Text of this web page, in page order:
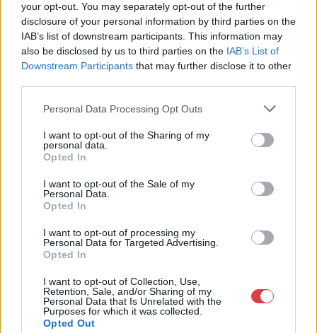
your opt-out. You may separately opt-out of the further
disclosure of your personal information by third parties on the
IAB’s list of downstream participants. This information may
also be disclosed by us to third parties on the IAB’s List of
Downstream Participants that may further disclose it to other
Personal Data Processing Opt Outs
I want to opt-out of the Sharing of my
personal data.
Opted In
I want to opt-out of the Sale of my
Personal Data.
Opted In
I want to opt-out of processing my
Personal Data for Targeted Advertising.
Opted In
I want to opt-out of Collection, Use,
Retention, Sale, and/or Sharing of my
Personal Data that Is Unrelated with the
Purposes for which it was collected.
Opted Out
9400
Telefon: 06202391066
Weboldal:
http://www.amordelarte.hu
Bemutatkozás: A cég főtevékenysége minden olyan
adás-vételével, bizományosi értékesítésével, festmények
értékbecslésével és online aukciók szervezésével és
lebonyolításával. A weboldalon elérhetőek a cég által kínált
festmények, és egy online aukciós felület is, mely által bárki
vegyen a cég online aukcióin.